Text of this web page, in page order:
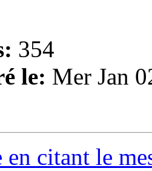
354
le: Mer Jan
en citant le